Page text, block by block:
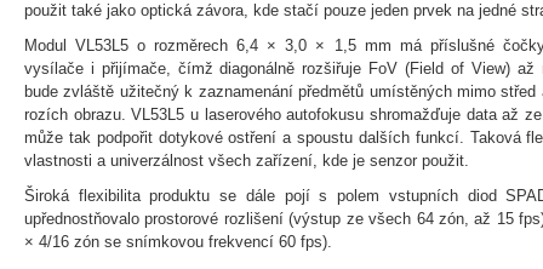
použit také jako optická závora, kde stačí pouze jeden prvek na jedné
Modul VL53L5 o rozměrech 6,4 × 3,0 × 1,5 mm má příslušné
vysílače i přijímače, čímž diagonálně rozšiřuje FoV (Field of View) až
bude zvláště užitečný k zaznamenání předmětů umístěných mimo
rozích obrazu. VL53L5 u laserového autofokusu shromažďuje data až
může tak podpořit dotykové ostření a spoustu dalších funkcí. Taková
vlastnosti a univerzálnost všech zařízení, kde je senzor použit.
Široká flexibilita produktu se dále pojí s polem vstupních diod
upřednostňovalo prostorové rozlišení (výstup ze všech 64 zón, až 15
× 4/16 zón se snímkovou frekvencí 60 fps).